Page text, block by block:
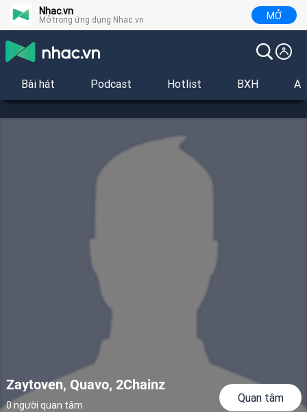
Nhac.vn
Mở trong ứng dụng Nhac.vn MỞ
Bài hát Podcast Hotlist BXH
Zaytoven, Quavo, 2Chainz
0 người quan tâm
Quan tâm